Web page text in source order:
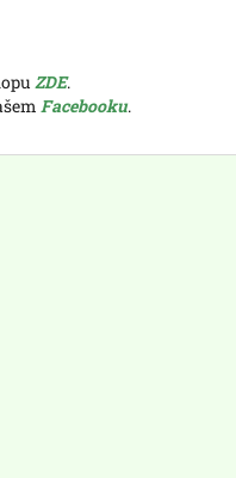
ZDE.
Facebooku.